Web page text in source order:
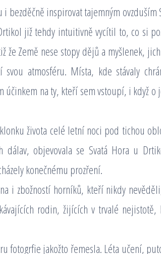
bezděčně inspirovat tajemným ovzduším
již tehdy intuitivně vycítil to, co si
že Země nese stopy dějů a myšlenek,
atmosféru. Místa, kde stávaly
účinkem na ty, kteří sem vstoupí, i když o
života celé letní noci pod tichou
dálav, objevovala se Svatá Hora u
konečnému prozření.
i zbožností horníků, kteří nikdy
rodin, žijících v trvalé nejistotě,
fotogrfie jakožto řemesla. Léta učení,